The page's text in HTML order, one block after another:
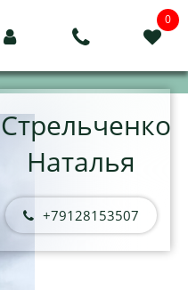

0


Стрельченко
Наталья
+79128153507